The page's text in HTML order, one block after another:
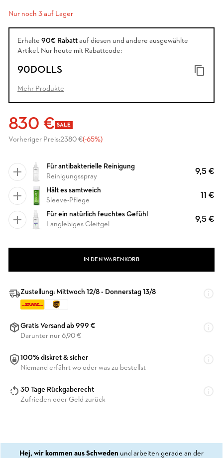
Nur noch 3 auf Lager
Erhalte 90€ Rabatt auf diesen und andere ausgewählte
Artikel. Nur heute mit Rabattcode:
90DOLLS
Mehr Produkte
830 € SALE
Vorheriger Preis:2380 €(-65%)
Für antibakterielle Reinigung
Reinigungsspray
9,5 €
Hält es samtweich
Sleeve-Pflege
11 €
Für ein natürlich feuchtes Gefühl
Langlebiges Gleitgel
9,5 €
IN DEN WARENKORB
Zustellung: Mittwoch 12/8 - Donnerstag 13/8
Gratis Versand ab 999 €
Darunter nur 6,90 €
100% diskret & sicher
Niemand erfährt wo oder was zu bestellst
30 Tage Rückgaberecht
Zufrieden oder Geld zurück
Hej, wir kommen aus Schweden und arbeiten gerade an der